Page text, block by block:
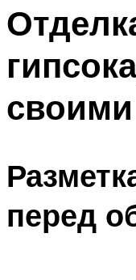
перед